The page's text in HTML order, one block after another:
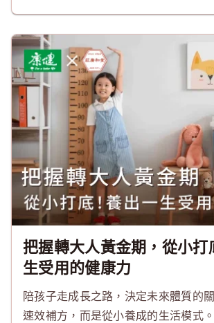
把握轉大人黃金期，從小打
生受用的健康力
陪孩子走成長之路，決定未來體質的
速效補方，而是從小養成的生活模式